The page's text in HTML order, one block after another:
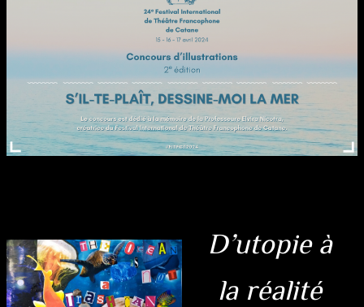
D’utopie à
la réalité